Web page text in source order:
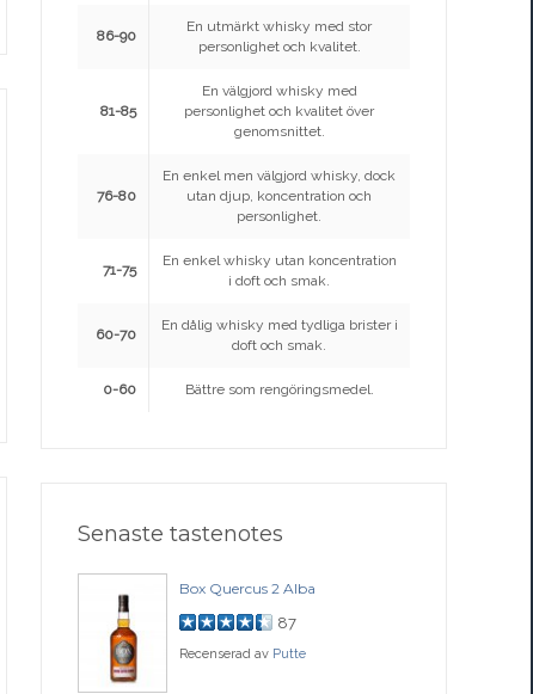
86-90
En utmärkt whisky med stor
personlighet och kvalitet.
81-85
En välgjord whisky med
personlighet och kvalitet över
genomsnittet.
76-80
En enkel men välgjord whisky, dock
utan djup, koncentration och
personlighet.
71-75
En enkel whisky utan koncentration
i doft och smak.
60-70
En dålig whisky med tydliga brister i
doft och smak.
0-60 Bättre som rengöringsmedel.
Senaste tastenotes
Box Quercus 2 Alba
87
Recenserad av Putte